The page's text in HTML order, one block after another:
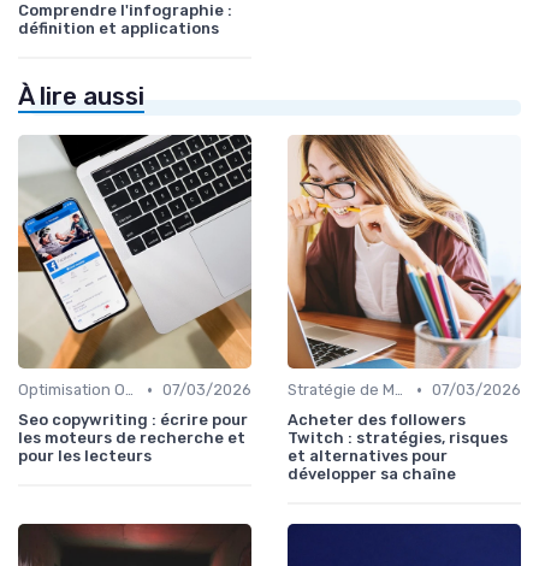
Comprendre l'infographie :
définition et applications
À lire aussi
Optimisation On-Page • 07/03/2026
Seo copywriting : écrire pour
les moteurs de recherche et
pour les lecteurs
Stratégie de Marketing Digital • 07/03/2026
Acheter des followers
Twitch : stratégies, risques
et alternatives pour
développer sa chaîne